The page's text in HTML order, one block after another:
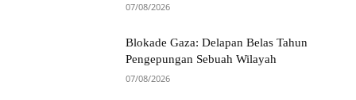
07/08/2026
Blokade Gaza: Delapan Belas Tahun
Pengepungan Sebuah Wilayah
07/08/2026